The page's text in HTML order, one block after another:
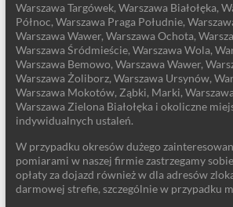
Warszawa Targówek, Warszawa Białołęka,
Północ, Warszawa Praga Południe,
Warszawa Wawer, Warszawa Ochota,
Warszawa Śródmieście, Warszawa Wola,
Warszawa Bemowo, Warszawa Wawer,
Warszawa Żoliborz, Warszawa Ursynów,
Warszawa Mokotów, Ząbki, Marki,
Warszawa Zielona Białołęka i okoliczne
indywidualnych ustaleń.
W przypadku okresów dużego
pomiarami w naszej firmie zastrzegamy
opłaty za dojazd również w dla adresów
darmowej strefie, szczególnie w przypadku